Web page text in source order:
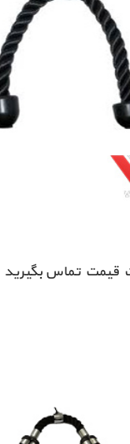
قيمت تماس بگيريد